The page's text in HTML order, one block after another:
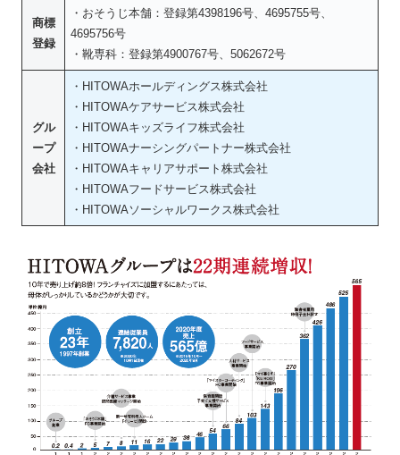
商標
登録
・おそうじ本舗：登録第4398196号、4695755号、
4695756号
・靴専科：登録第4900767号、5062672号
グル
ープ
会社
・HITOWAホールディングス株式会社
・HITOWAケアサービス株式会社
・HITOWAキッズライフ株式会社
・HITOWAナーシングパートナー株式会社
・HITOWAキャリアサポート株式会社
・HITOWAフードサービス株式会社
・HITOWAソーシャルワークス株式会社